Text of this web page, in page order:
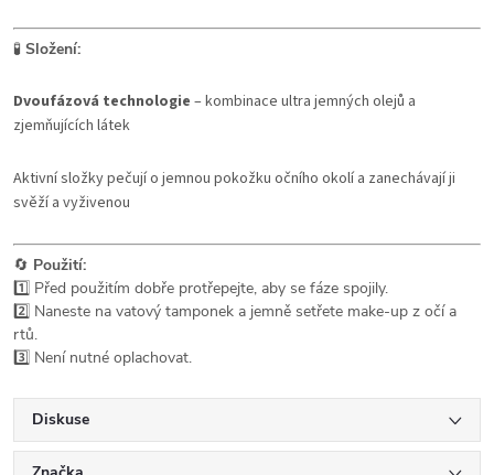
🧪 Složení:
Dvoufázová technologie – kombinace ultra jemných olejů a
zjemňujících látek
Aktivní složky pečují o jemnou pokožku očního okolí a zanechávají ji
svěží a vyživenou
🔄 Použití:
1️⃣ Před použitím dobře protřepejte, aby se fáze spojily.
2️⃣ Naneste na vatový tamponek a jemně setřete make-up z očí a
rtů.
3️⃣ Není nutné oplachovat.
Diskuse